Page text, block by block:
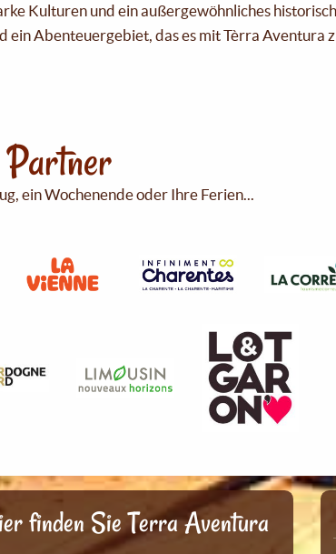
Kulturen und ein außergewöhnliches
ein Abenteuergebiet, das es mit Tèrra Aventura
Partner
ein Wochenende oder Ihre Ferien...
finden Sie Terra Aventura